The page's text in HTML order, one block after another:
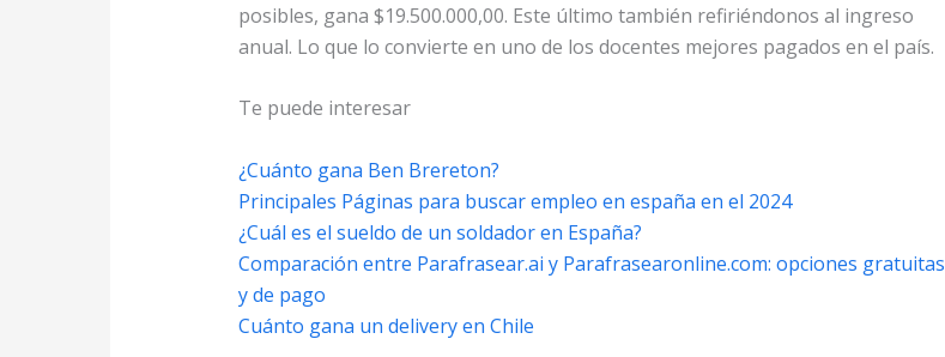
posibles, gana $19.500.000,00. Este último también refiriéndonos al ingreso
anual. Lo que lo convierte en uno de los docentes mejores pagados en el país.
Te puede interesar
¿Cuánto gana Ben Brereton?
Principales Páginas para buscar empleo en españa en el 2024
¿Cuál es el sueldo de un soldador en España?
Comparación entre Parafrasear.ai y Parafrasearonline.com: opciones gratuitas
y de pago
Cuánto gana un delivery en Chile